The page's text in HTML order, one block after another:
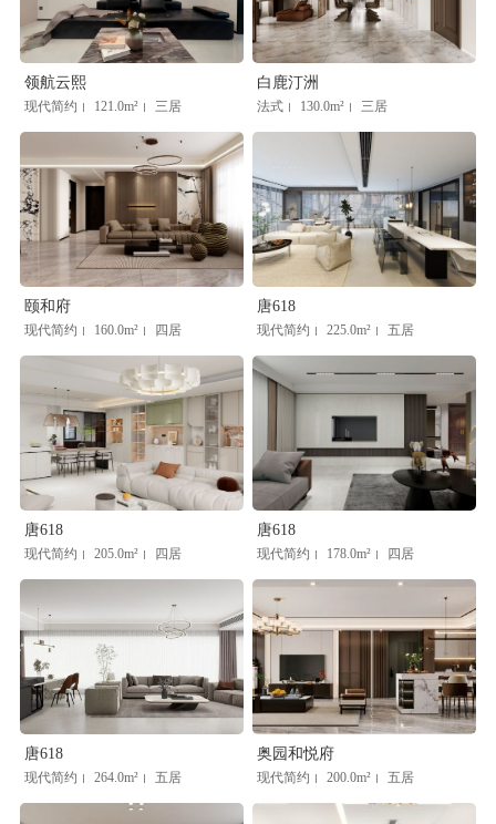
领航云熙
现代简约 | 121.0m² | 三居
白鹿汀洲
法式 | 130.0m² | 三居
颐和府
现代简约 | 160.0m² | 四居
唐618
现代简约 | 225.0m² | 五居
唐618
现代简约 | 205.0m² | 四居
唐618
现代简约 | 178.0m² | 四居
唐618
现代简约 | 264.0m² | 五居
奥园和悦府
现代简约 | 200.0m² | 五居